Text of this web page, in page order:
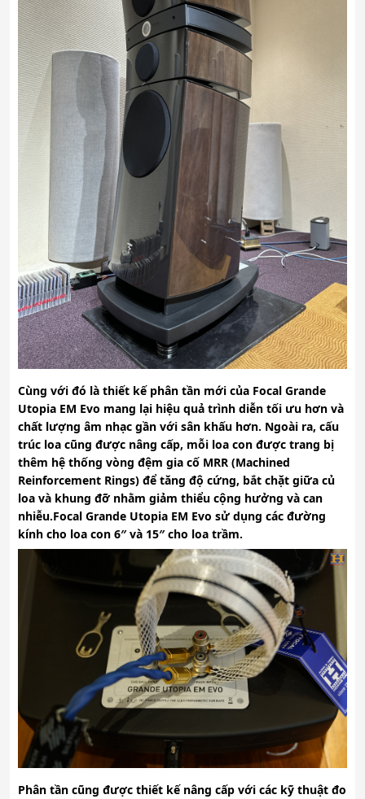
Cùng với đó là thiết kế phân tần mới của Focal Grande
Utopia EM Evo mang lại hiệu quả trình diễn tối ưu hơn và
chất lượng âm nhạc gần với sân khấu hơn. Ngoài ra, cấu
trúc loa cũng được nâng cấp, mỗi loa con được trang bị
thêm hệ thống vòng đệm gia cố MRR (Machined
Reinforcement Rings) để tăng độ cứng, bắt chặt giữa củ
loa và khung đỡ nhằm giảm thiểu cộng hưởng và can
nhiễu.Focal Grande Utopia EM Evo sử dụng các đường
kính cho loa con 6″ và 15″ cho loa trầm.
Phân tần cũng được thiết kế nâng cấp với các kỹ thuật đo